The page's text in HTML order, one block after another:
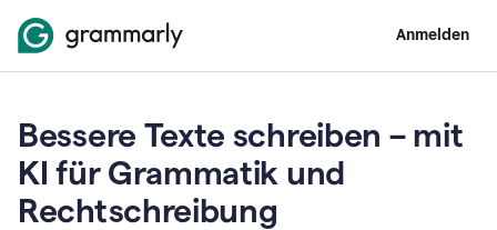
Anmelden
Bessere Texte schreiben – mit
KI für Grammatik und
Rechtschreibung